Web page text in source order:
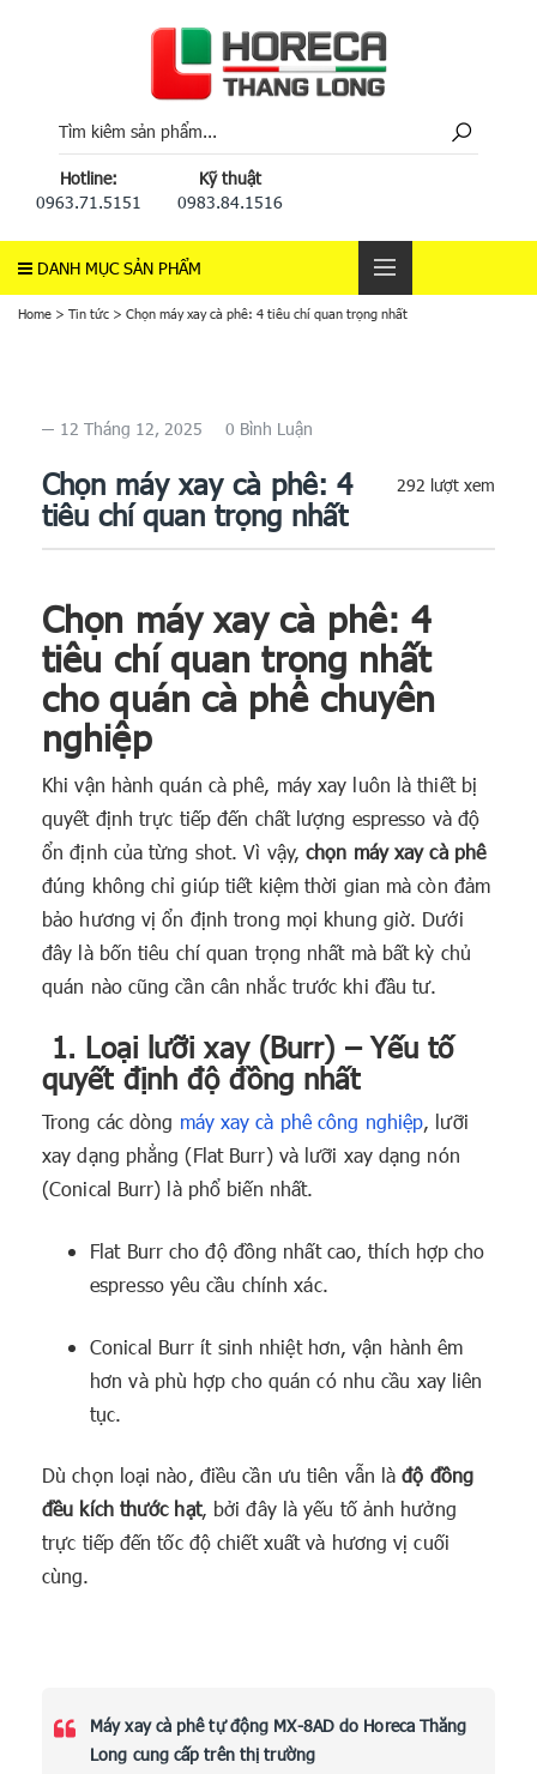
Hotline:
0963.71.5151
Kỹ thuật
0983.84.1516
DANH MỤC SẢN PHẨM
Home > Tin tức > Chọn máy xay cà phê: 4 tiêu chí quan trọng nhất
12 Tháng 12, 2025 0 Bình Luận
292 lượt xem
Chọn máy xay cà phê: 4
tiêu chí quan trọng nhất
Chọn máy xay cà phê: 4
tiêu chí quan trọng nhất
cho quán cà phê chuyên
nghiệp
Khi vận hành quán cà phê, máy xay luôn là thiết bị
quyết định trực tiếp đến chất lượng espresso và độ
ổn định của từng shot. Vì vậy,chọn máy xay cà phê
đúng không chỉ giúp tiết kiệm thời gian mà còn đảm
bảo hương vị ổn định trong mọi khung giờ. Dưới
đây là bốn tiêu chí quan trọng nhất mà bất kỳ chủ
quán nào cũng cần cân nhắc trước khi đầu tư.
1. Loại lưỡi xay (Burr) – Yếu tố
quyết định độ đồng nhất
Trong các dòng máy xay cà phê công nghiệp, lưỡi
xay dạng phẳng (Flat Burr) và lưỡi xay dạng nón
(Conical Burr) là phổ biến nhất.
Flat Burr cho độ đồng nhất cao, thích hợp cho
espresso yêu cầu chính xác.
Conical Burr ít sinh nhiệt hơn, vận hành êm
hơn và phù hợp cho quán có nhu cầu xay liên
tục.
Dù chọn loại nào, điều cần ưu tiên vẫn làđộ đồng
đều kích thước hạt, bởi đây là yếu tố ảnh hưởng
trực tiếp đến tốc độ chiết xuất và hương vị cuối
cùng.
Máy xay cà phê tự động MX-8AD do Horeca Thăng
Long cung cấp trên thị trường